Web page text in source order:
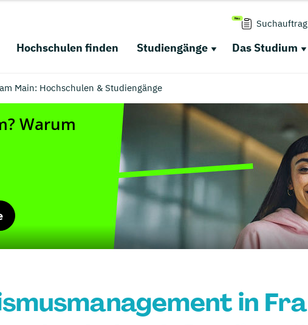
Suchauftrag
Hochschulen finden Studiengänge Das Studium
Main: Hochschulen & Studiengänge
in